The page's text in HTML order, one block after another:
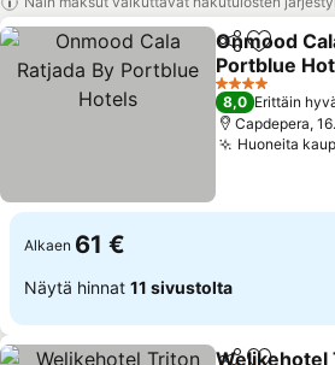
Jaa Lisää
Onmood
Portblue
Katso hinnat
4 Tähtiluokitus
8,0 Erittäin
Capdepera,
Huoneita
Alkaen 61 €
Näytä hinnat 11 sivustolta
Welikehotel